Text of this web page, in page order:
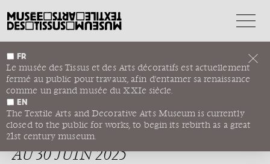
FR
Le musée des Tissus et des Arts décoratifs est actuellement
fermé au public pour travaux, afin d'entamer sa renaissance
comme un grand musée du XXIe siècle.
EN
The Textile Arts and Decorative Arts Museum is currently
closed to the public for works, to begin its rebirth as a great
21st century museum.
EXPOSITION “L’EXPÉRIENCE
DE LA NATURE. LES ARTS À
PRAGUE À LA COUR DE
RODOLPHE II”
MUSÉE DU LOUVRE DU 19 MARS
AU 30 JUIN 2025